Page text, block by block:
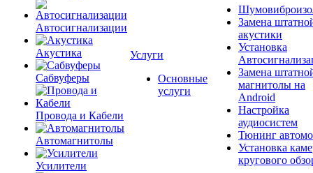
Автосигнализации
Акустика
Сабвуферы
Провода и Кабели
Автомагнитолы
Усилители
Услуги
Основные
услуги
Замена
акустики
Установка
Замена
магнитолы на
Android
Настройка
аудиосистем
Тюнинг
Установка
кругового